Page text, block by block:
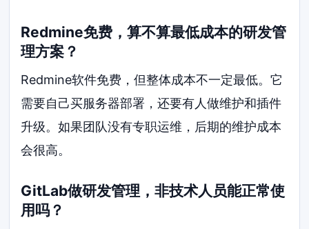
Redmine免费，算不算最低成本的研发管
理方案？
Redmine软件免费，但整体成本不一定最低。它
需要自己买服务器部署，还要有人做维护和插件
升级。如果团队没有专职运维，后期的维护成本
会很高。
GitLab做研发管理，非技术人员能正常使
用吗？